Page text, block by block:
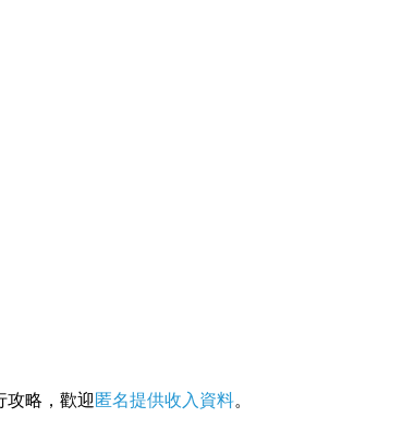
攻略，歡迎 匿名提供收入資料。